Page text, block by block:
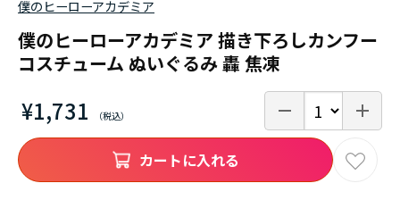
僕のヒーローアカデミア
僕のヒーローアカデミア 描き下ろしカンフー
コスチューム ぬいぐるみ 轟 焦凍
¥1,731
カートに入れる